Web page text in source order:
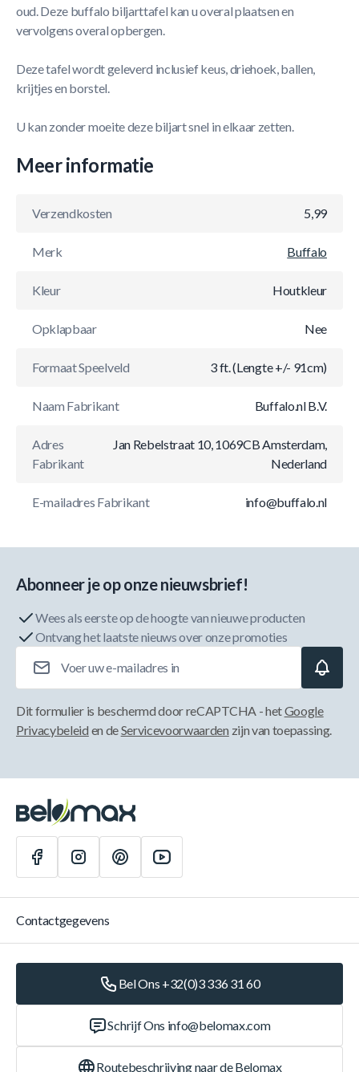
oud. Deze buffalo biljarttafel kan u overal plaatsen en
vervolgens overal opbergen.
Deze tafel wordt geleverd inclusief keus, driehoek, ballen,
krijtjes en borstel.
U kan zonder moeite deze biljart snel in elkaar zetten.
Meer informatie
Verzendkosten 5,99
Merk Buffalo
Kleur Houtkleur
Opklapbaar Nee
Formaat Speelveld 3 ft. (Lengte +/- 91cm)
Naam Fabrikant Buffalo.nl B.V.
Adres
Fabrikant
Jan Rebelstraat 10, 1069CB Amsterdam,
Nederland
E-mailadres Fabrikant info@buffalo.nl
Abonneer je op onze nieuwsbrief!
Wees als eerste op de hoogte van nieuwe producten
Ontvang het laatste nieuws over onze promoties
Dit formulier is beschermd door reCAPTCHA - hetGoogle
Privacybeleid en deServicevoorwaarden zijn van toepassing.
Contactgegevens
Bel Ons +32(0)3 336 31 60
Schrijf Ons info@belomax.com
Routebeschrijving naar de Belomax